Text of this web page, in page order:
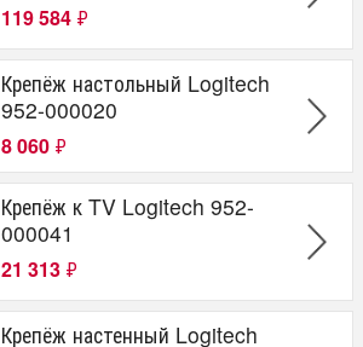
119 584 ₽
Крепёж настольный Logitech
952-000020
8 060 ₽
Крепёж к TV Logitech 952-
000041
21 313 ₽
Крепёж настенный Logitech